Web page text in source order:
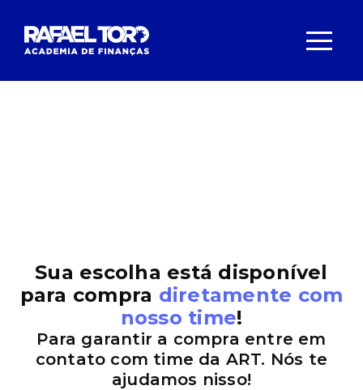
Sua escolha está disponível
para compra diretamente com
nosso time!
Para garantir a compra entre em
contato com time da ART. Nós te
ajudamos nisso!